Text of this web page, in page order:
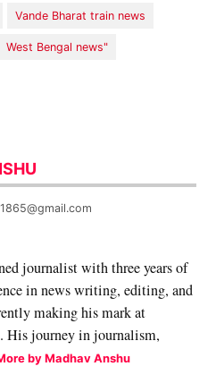
Vande Bharat train news
West Bengal news"
journalist with three years of
in news writing, editing, and
making his mark at
His journey in journalism,
by Madhav Anshu